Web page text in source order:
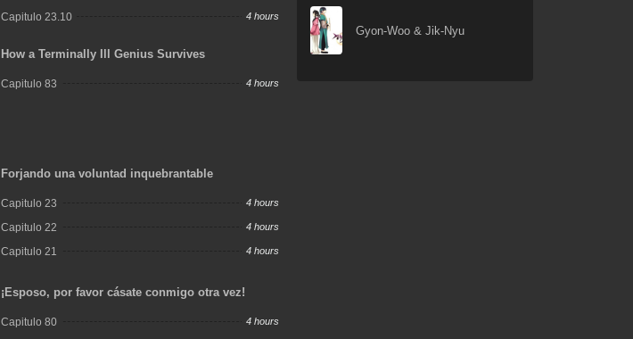
Capitulo 23.10 4 hours
How a Terminally Ill Genius Survives
Capitulo 83 4 hours
Forjando una voluntad inquebrantable
Capitulo 23 4 hours
Capitulo 22 4 hours
Capitulo 21 4 hours
¡Esposo, por favor cásate conmigo otra vez!
Capitulo 80 4 hours
Gyon-Woo & Jik-Nyu